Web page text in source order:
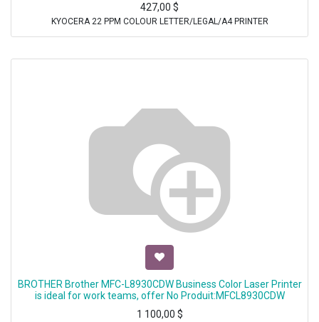
427,00 $
KYOCERA 22 PPM COLOUR LETTER/LEGAL/A4 PRINTER
BROTHER Brother MFC-L8930CDW Business Color Laser Printer
is ideal for work teams, offer No Produit:MFCL8930CDW
1 100,00 $